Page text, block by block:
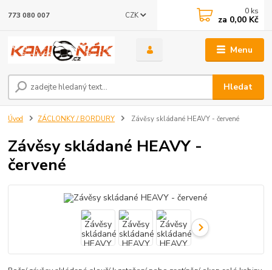
Menu
CZK
Hledat
773 080 007 0 ks
za 0,00 Kč
Úvod ZÁCLONKY / BORDURY Závěsy skládané HEAVY - červené
Závěsy skládané HEAVY -
červené